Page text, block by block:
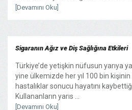
[Devamını Oku]
Sigaranın Ağız ve Diş Sağlığına Etkileri
Türkiye’de yetişkin nüfusun yarıya
yine ülkemizde her yıl 100 bin
hastalıklar sonucu hayatını
Kullananların yarıs ...
[Devamını Oku]